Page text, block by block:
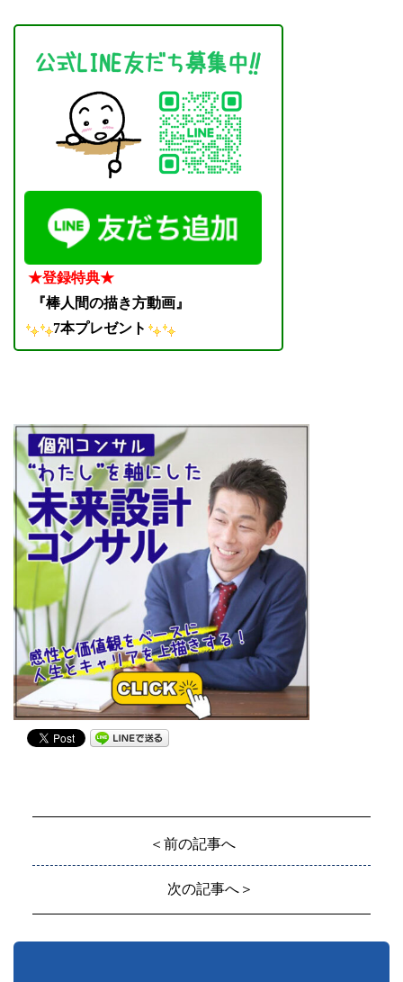
★登録特典★
『棒人間の描き方動画』
7本プレゼント
＜前の記事へ
次の記事へ＞